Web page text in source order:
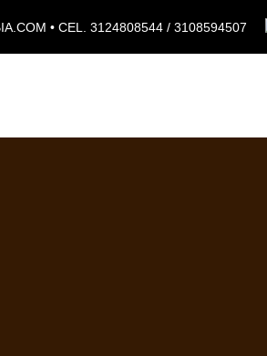
• CEL. 3124808544 / 3108594507